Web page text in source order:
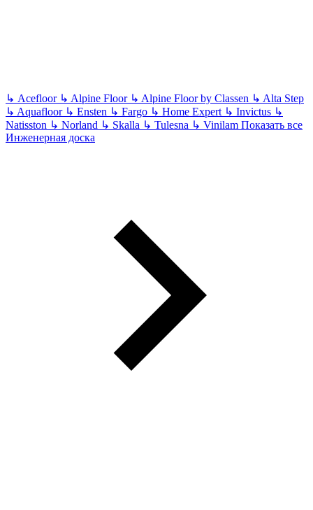
↳ Acefloor ↳ Alpine Floor ↳ Alpine Floor by Classen ↳ Alta Step
↳ Aquafloor ↳ Ensten ↳ Fargo ↳ Home Expert ↳ Invictus ↳
Natisston ↳ Norland ↳ Skalla ↳ Tulesna ↳ Vinilam Показать все
Инженерная доска